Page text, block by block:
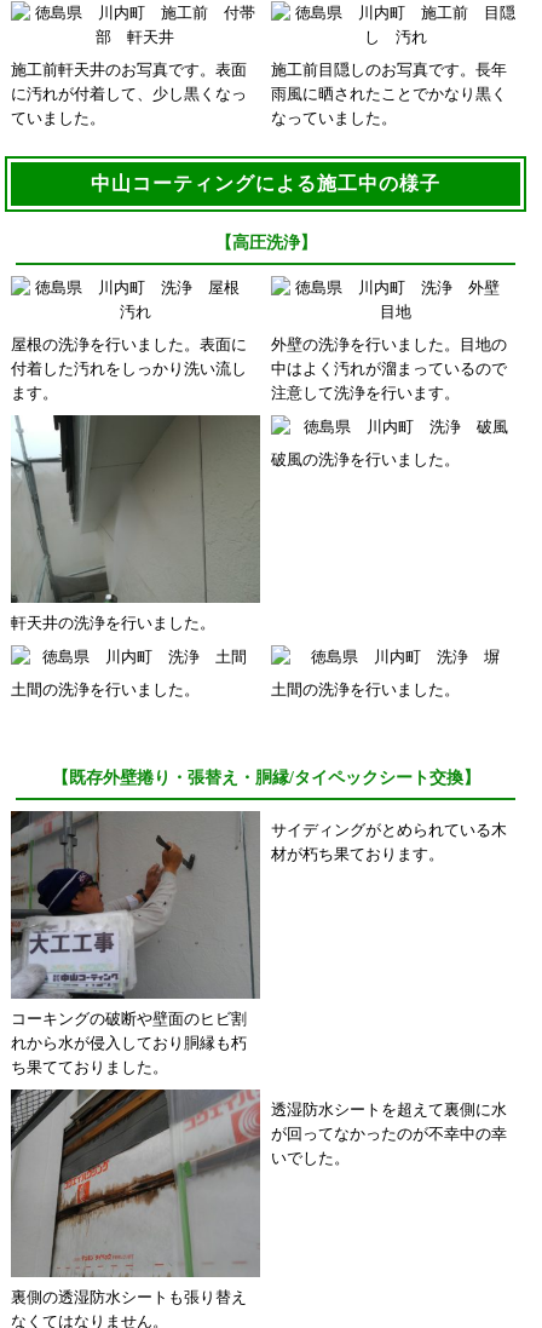
施工前軒天井のお写真です。表面
に汚れが付着して、少し黒くなっ
ていました。
施工前目隠しのお写真です。長年
雨風に晒されたことでかなり黒く
なっていました。
中山コーティングによる施工中の様子
【高圧洗浄】
屋根の洗浄を行いました。表面に
付着した汚れをしっかり洗い流し
ます。
外壁の洗浄を行いました。目地の
中はよく汚れが溜まっているので
注意して洗浄を行います。
軒天井の洗浄を行いました。
破風の洗浄を行いました。
土間の洗浄を行いました。 土間の洗浄を行いました。
【既存外壁捲り・張替え・胴縁/タイペックシート交換】
コーキングの破断や壁面のヒビ割
れから水が侵入しており胴縁も朽
ち果てておりました。
サイディングがとめられている木
材が朽ち果ております。
裏側の透湿防水シートも張り替え
なくてはなりません。
透湿防水シートを超えて裏側に水
が回ってなかったのが不幸中の幸
いでした。